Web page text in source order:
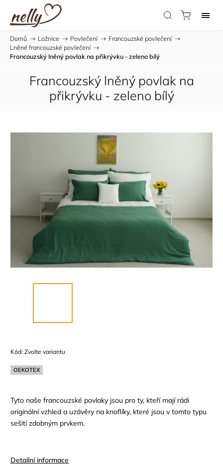
Domů / Ložnice / Povlečení / Francouzské povlečení /
Lněné francouzské povlečení /
Francouzský lněný povlak na přikrývku - zeleno bílý
Francouzský lněný povlak na
přikrývku - zeleno bílý
Kód: Zvolte variantu
OEKOTEX
Tyto naše francouzské povlaky jsou pro ty, kteří mají rádi
originální vzhled a uzávěry na knoflíky, které jsou v tomto typu
sešití zdobným prvkem.
Detailní informace